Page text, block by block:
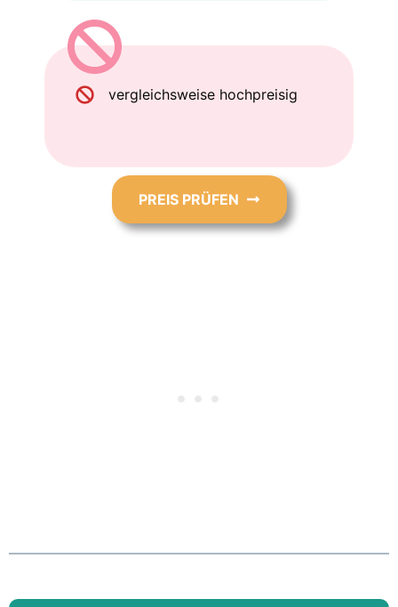
vergleichsweise hochpreisig
PREIS PRÜFEN